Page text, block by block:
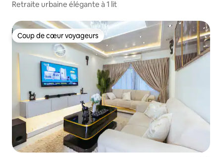
Retraite urbaine élégante à 1 lit
Coup de cœur voyageurs
Coup de cœur voyageurs